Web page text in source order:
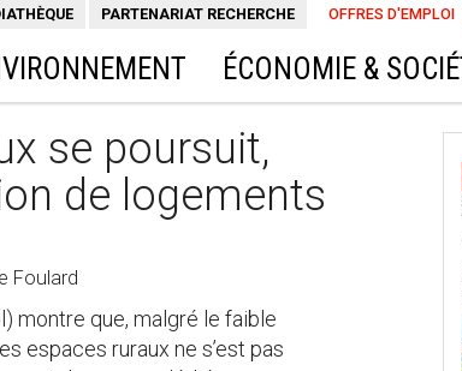
OFFRES D'EMPLOI
PARTENARIAT RECHERCHE
ÉCONOMIE &
se poursuit,
de logements
Foulard
montre que, malgré le faible
espaces ruraux ne s’est pas